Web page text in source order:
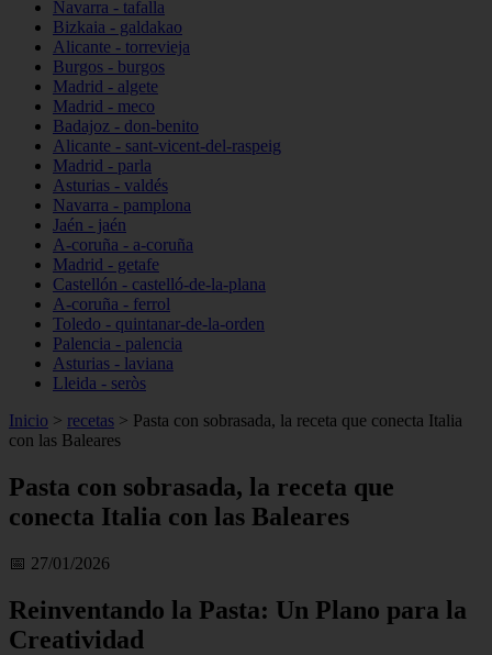
Navarra - tafalla
Bizkaia - galdakao
Alicante - torrevieja
Burgos - burgos
Madrid - algete
Madrid - meco
Badajoz - don-benito
Alicante - sant-vicent-del-raspeig
Madrid - parla
Asturias - valdés
Navarra - pamplona
Jaén - jaén
A-coruña - a-coruña
Madrid - getafe
Castellón - castelló-de-la-plana
A-coruña - ferrol
Toledo - quintanar-de-la-orden
Palencia - palencia
Asturias - laviana
Lleida - seròs
Inicio > recetas > Pasta con sobrasada, la receta que conecta Italia
con las Baleares
Pasta con sobrasada, la receta que
conecta Italia con las Baleares
📅 27/01/2026
Reinventando la Pasta: Un Plano para la
Creatividad